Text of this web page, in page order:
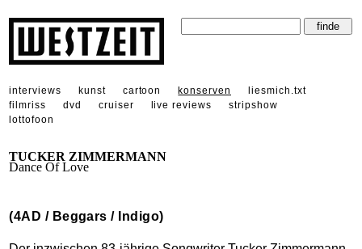
interviews kunst cartoon konserven
liesmich.txt
filmriss
dvd cruiser live reviews
stripshow
lottofoon
TUCKER ZIMMERMANN
Dance Of Love
(4AD / Beggars / Indigo)